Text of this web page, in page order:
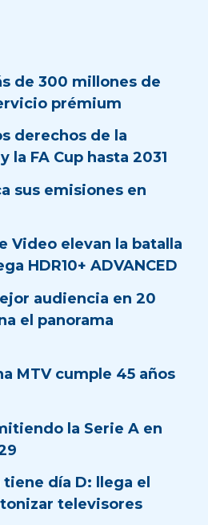
de 300 millones de
prémium
derechos de la
la FA Cup hasta 2031
sus emisiones en
Video elevan la batalla
HDR10+ ADVANCED
audiencia en 20
el panorama
MTV cumple 45 años
la Serie A en
día D: llega el
televisores